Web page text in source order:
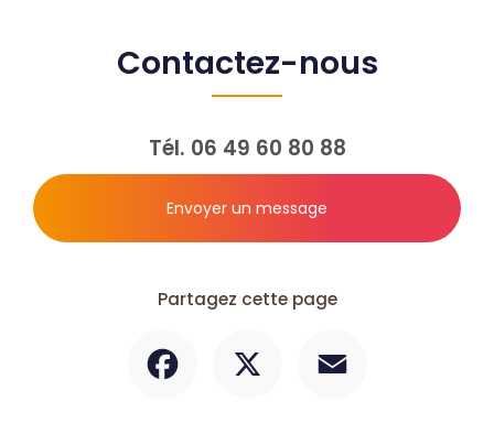
Contactez-nous
Tél. 06 49 60 80 88
Envoyer un message
Partagez cette page